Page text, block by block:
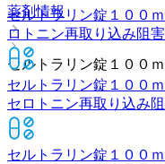
薬剤情報
セルトラリン錠１００ｍ
セルトラリン錠１００ｍ
ロトニン再取り込み阻
セルトラリン錠１００
セロトニン再取り込み
セルトラリン錠１００ｍ